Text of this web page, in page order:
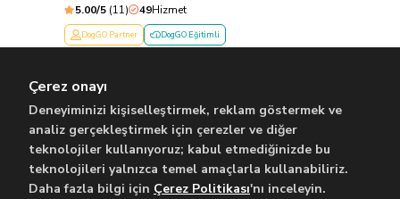
5.00/5 (11) 49Hizmet
DogGO Partner DogGO Eğitimli
gezdirme konusunda. Dik...
Son Aktiflik: Bugün Ödeme alınmayacaktır.
Berkay İLE İLETİŞİME GEÇ
Çerez onayı
Deneyiminizi kişiselleştirmek, reklam göstermek ve
analiz gerçekleştirmek için çerezler ve diğer
teknolojiler kullanıyoruz; kabul etmediğinizde bu
teknolojileri yalnızca temel amaçlarla kullanabiliriz.
Daha fazla bilgi için Çerez Politikası'nı inceleyin.